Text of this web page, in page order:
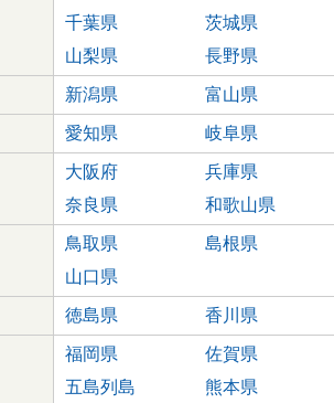
千葉県
茨城県
山梨県
長野県
新潟県 富山県
愛知県 岐阜県
大阪府
兵庫県
奈良県
和歌山県
鳥取県
島根県
山口県
徳島県 香川県
福岡県
佐賀県
五島列島
熊本県